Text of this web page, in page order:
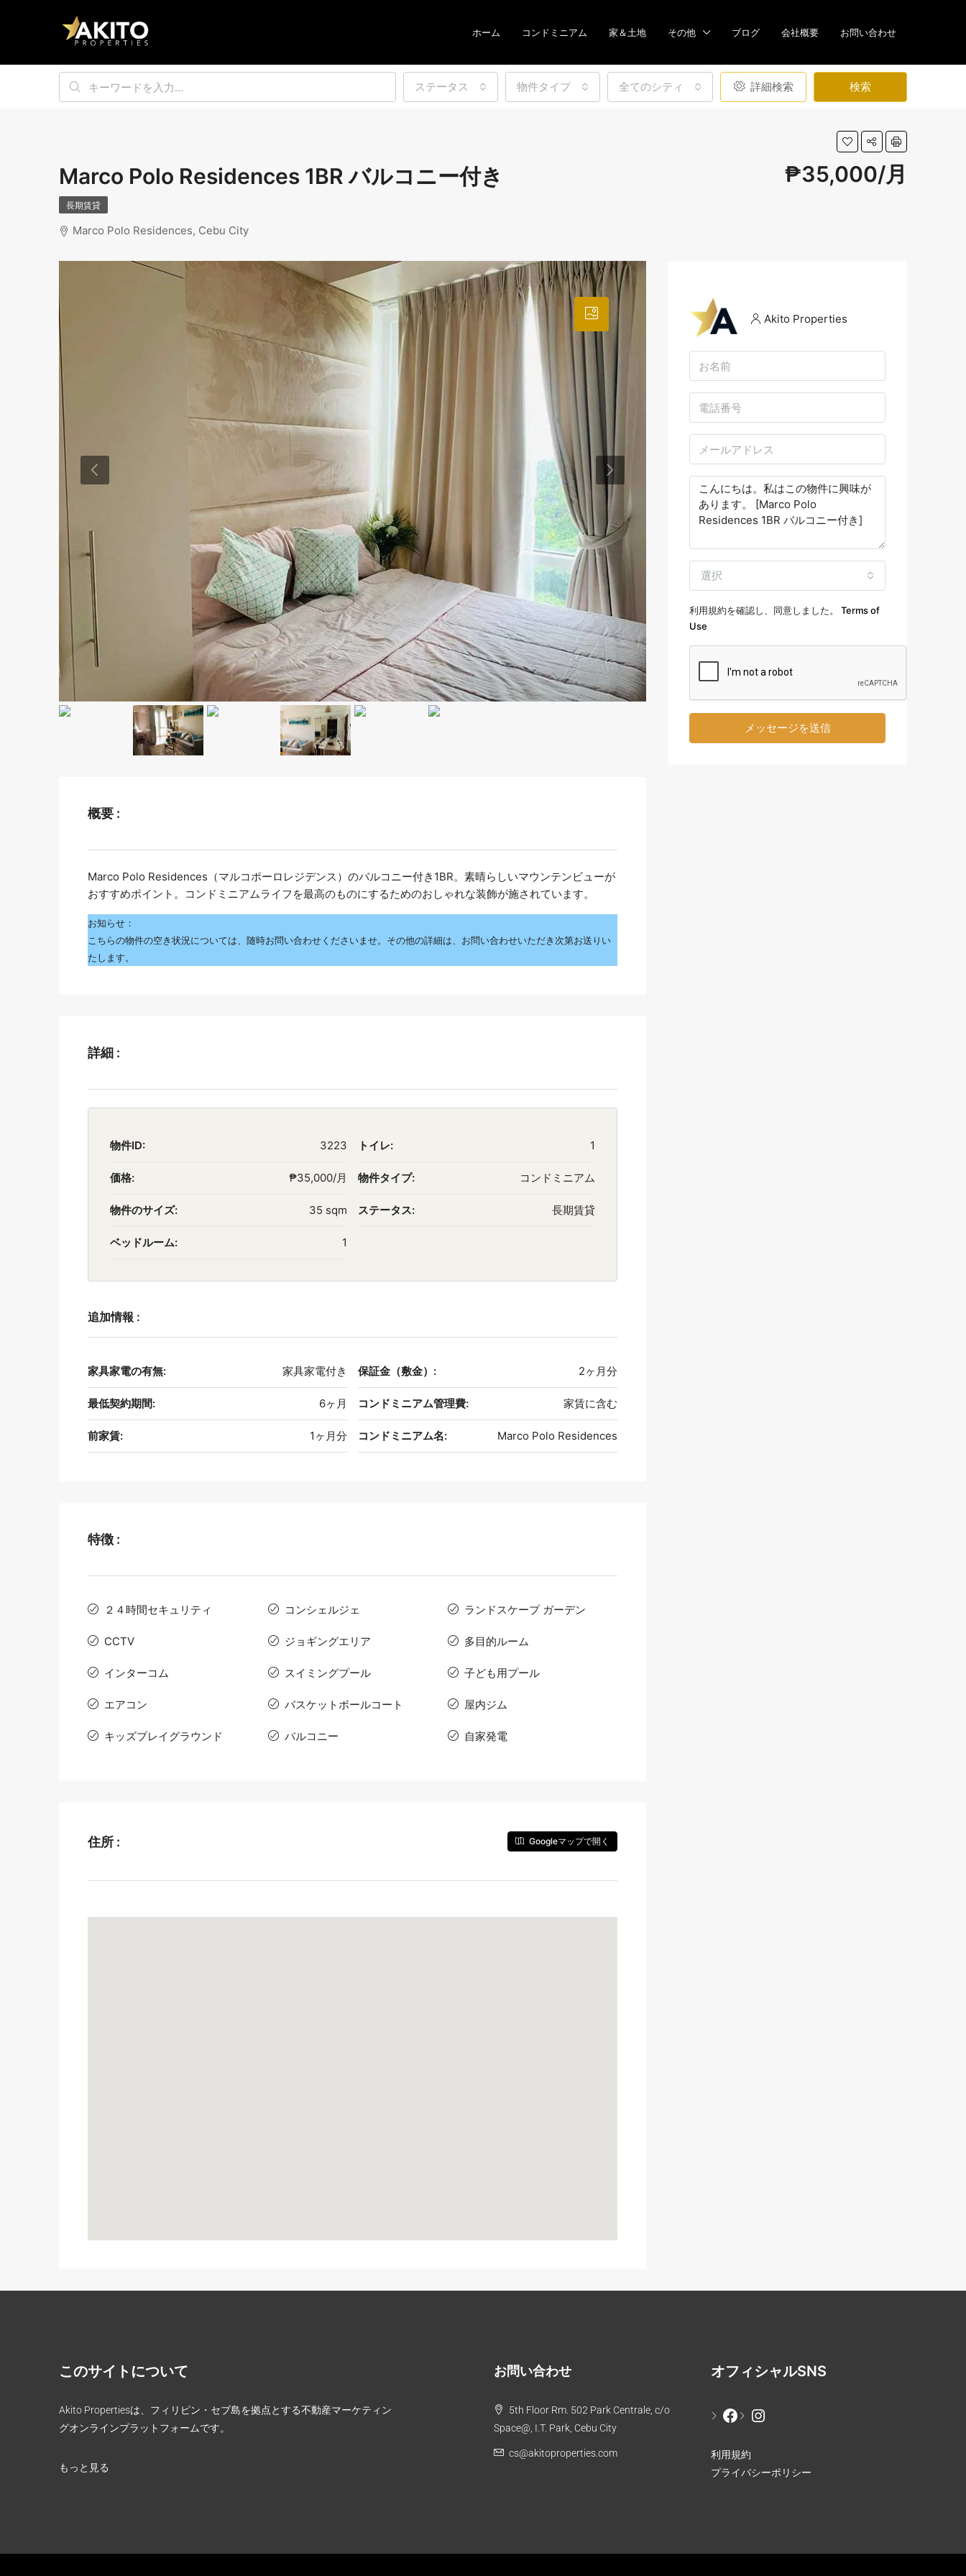
ホーム コンドミニアム 家＆土地 その他 ブログ 会社概要 お問い合わせ
ステータス 物件タイプ 全てのシティ 詳細検索 検索
Marco Polo Residences 1BR バルコニー付き ₱35,000/月
長期賃貸
Marco Polo Residences, Cebu City
概要 :
Marco Polo Residences（マルコポーロレジデンス）のバルコニー付き1BR。素晴らしいマウンテンビューが
おすすめポイント。コンドミニアムライフを最高のものにするためのおしゃれな装飾が施されています。
お知らせ：
こちらの物件の空き状況については、随時お問い合わせくださいませ。その他の詳細は、お問い合わせいただき次第お送りい
たします。
詳細 :
物件ID: 3223
価格: ₱35,000/月
物件のサイズ: 35 sqm
ベッドルーム: 1
トイレ: 1
物件タイプ: コンドミニアム
ステータス: 長期賃貸
追加情報 :
家具家電の有無: 家具家電付き
最低契約期間: 6ヶ月
前家賃: 1ヶ月分
保証金（敷金）: 2ヶ月分
コンドミニアム管理費: 家賃に含む
コンドミニアム名: Marco Polo Residences
特徴 :
２４時間セキュリティ
CCTV
インターコム
エアコン
キッズプレイグラウンド
コンシェルジェ
ジョギングエリア
スイミングプール
バスケットボールコート
バルコニー
ランドスケープ ガーデン
多目的ルーム
子ども用プール
屋内ジム
自家発電
住所 : Googleマップで開く
Akito Properties
選択
利用規約を確認し、同意しました。 Terms of
Use
メッセージを送信
このサイトについて
Akito Propertiesは、フィリピン・セブ島を拠点とする不動産マーケティン
グオンラインプラットフォームです。
もっと見る
お問い合わせ
5th Floor Rm. 502 Park Centrale, c/o
Space@, I.T. Park, Cebu City
cs@akitoproperties.com
オフィシャルSNS
利用規約
プライバシーポリシー